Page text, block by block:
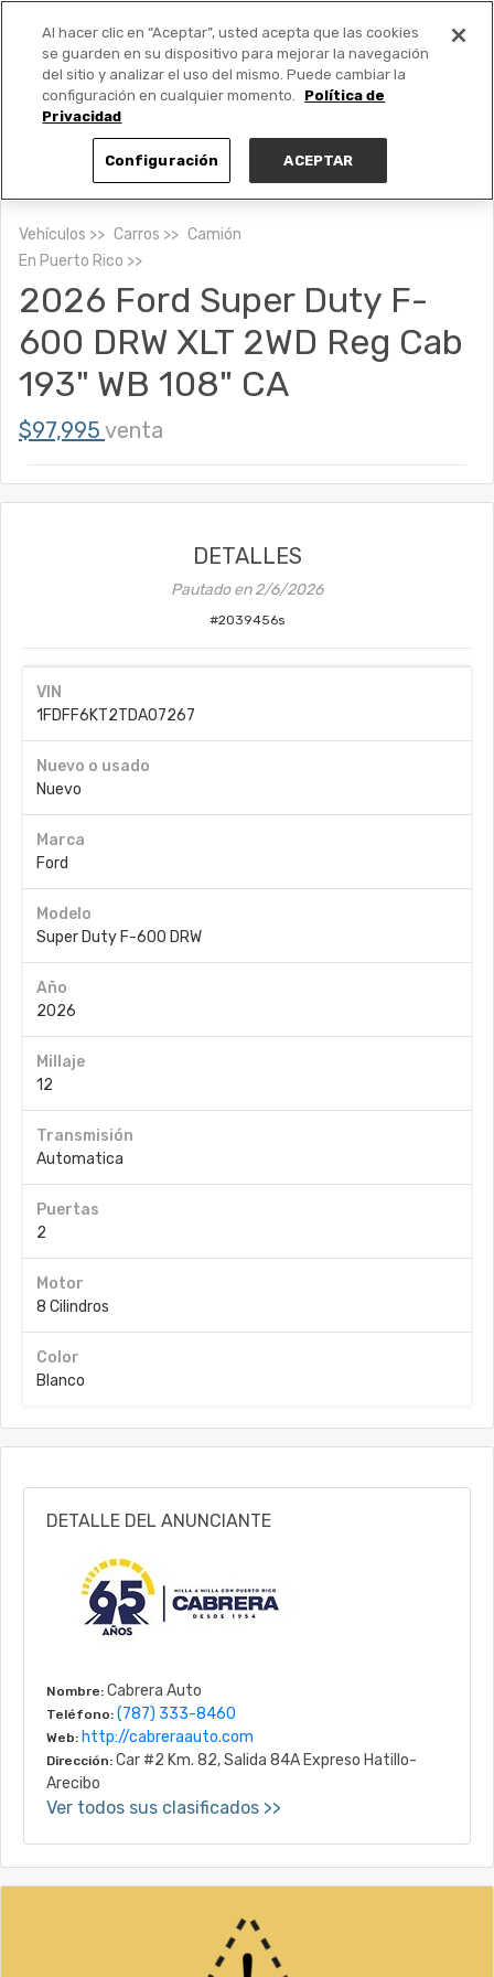
PUBLICA GRATIS +
Vehículos Carros
Camión
En Puerto Rico
2026 Ford Super Duty F-
600 DRW XLT 2WD Reg Cab
193" WB 108" CA
$97,995 venta
DETALLES
Pautado en2/6/2026
#2039456s
VIN
1FDFF6KT2TDA07267
Nuevo o usado
Nuevo
Marca
Ford
Modelo
Super Duty F-600 DRW
Año
2026
Millaje
12
Transmisión
Automatica
Puertas
2
Motor
8 Cilindros
Color
Blanco
DETALLE DEL ANUNCIANTE
Nombre: Cabrera Auto
Teléfono: (787) 333-8460
Web: http://cabreraauto.com
Dirección: Car #2 Km. 82, Salida 84A Expreso Hatillo-
Arecibo
Ver todos sus clasificados >>
Al hacer clic en “Aceptar”, usted acepta que las cookies
se guarden en su dispositivo para mejorar la navegación
del sitio y analizar el uso del mismo. Puede cambiar la
configuración en cualquier momento.
Política de
Privacidad
Configuración ACEPTAR